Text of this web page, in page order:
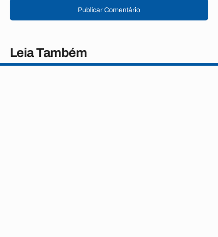
Publicar Comentário
Leia Também